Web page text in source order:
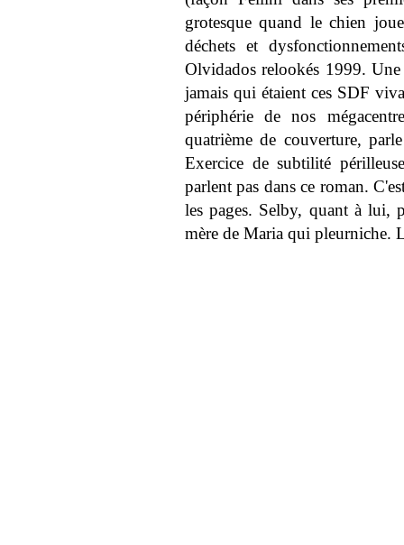
grotesque quand le chien
déchets et
Olvidados relookés 1999.
jamais qui étaient ces SDF
périphérie de nos
quatrième de couverture,
Exercice de subtilité
parlent pas dans ce roman.
les pages. Selby, quant à lui,
mère de Maria qui pleurniche.